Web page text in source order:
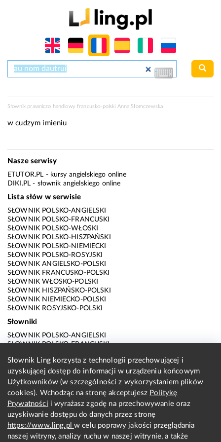
Słownik prawniczo handlowy francusko-polski Anna Słomczewska
w cudzym imieniu
Nasze serwisy
ETUTOR.PL - kursy angielskiego online
DIKI.PL - słownik angielskiego online
Lista słów w serwisie
SŁOWNIK POLSKO-ANGIELSKI
SŁOWNIK POLSKO-FRANCUSKI
SŁOWNIK POLSKO-WŁOSKI
SŁOWNIK POLSKO-HISZPAŃSKI
SŁOWNIK POLSKO-NIEMIECKI
SŁOWNIK POLSKO-ROSYJSKI
SŁOWNIK ANGIELSKO-POLSKI
SŁOWNIK FRANCUSKO-POLSKI
SŁOWNIK WŁOSKO-POLSKI
SŁOWNIK HISZPAŃSKO-POLSKI
SŁOWNIK NIEMIECKO-POLSKI
SŁOWNIK ROSYJSKO-POLSKI
Słowniki
SŁOWNIK POLSKO-ANGIELSKI
SŁOWNIK POLSKO-FRANCUSKI
SŁOWNIK POLSKO-HISZPAŃSKI
SŁOWNIK POLSKO-NIEMIECKI
SŁOWNIK POLSKO-ROSYJSKI
SŁOWNIK ANGIELSKO-POLSKI
SŁOWNIK FRANCUSKO-POLSKI
SŁOWNIK WŁOSKO-POLSKI
SŁOWNIK HISZPAŃSKO-POLSKI
SŁOWNIK NIEMIECKO-POLSKI
SŁOWNIK ROSYJSKO-POLSKI
Słownik Ling korzysta z technologii przechowującej i
uzyskującej dostęp do informacji w urządzeniu końcowym
Użytkowników (w szczególności z wykorzystaniem plików
cookies). Wchodząc na stronę akceptujesz Politykę
Prywatności i wyrażasz zgodę na przechowywanie oraz
uzyskiwanie dostępu do danych przez stronę
https://www.ling.plw celu poprawy jakości przeglądania
naszej witryny, analizy ruchu w naszej witrynie, a także